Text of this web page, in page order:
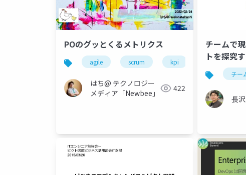
POのグッとくるメトリクス
agile scrum kpi metrics
はち@ テクノロジー
メディア「Newbee」
422
チームで
トを探究
チー
長